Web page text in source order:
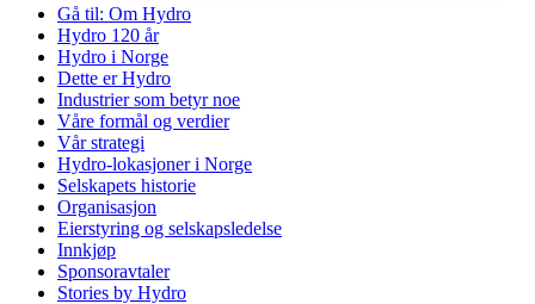
Gå til: Om Hydro
Hydro 120 år
Hydro i Norge
Dette er Hydro
Industrier som betyr noe
Våre formål og verdier
Vår strategi
Hydro-lokasjoner i Norge
Selskapets historie
Organisasjon
Eierstyring og selskapsledelse
Innkjøp
Sponsoravtaler
Stories by Hydro